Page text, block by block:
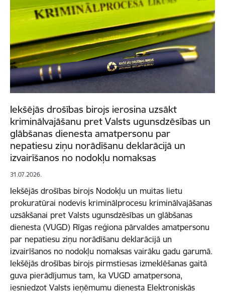
Iekšējās drošības birojs ierosina uzsākt
kriminālvajāšanu pret Valsts ugunsdzēsības un
glābšanas dienesta amatpersonu par
nepatiesu ziņu norādīšanu deklarācijā un
izvairīšanos no nodokļu nomaksas
31.07.2026.
Iekšējās drošības birojs Nodokļu un muitas lietu
prokuratūrai nodevis kriminālprocesu kriminālvajāšanas
uzsākšanai pret Valsts ugunsdzēsības un glābšanas
dienesta (VUGD) Rīgas reģiona pārvaldes amatpersonu
par nepatiesu ziņu norādīšanu deklarācijā un
izvairīšanos no nodokļu nomaksas vairāku gadu garumā.
Iekšējās drošības birojs pirmstiesas izmeklēšanas gaitā
guva pierādījumus tam, ka VUGD amatpersona,
iesniedzot Valsts ieņēmumu dienesta Elektroniskās